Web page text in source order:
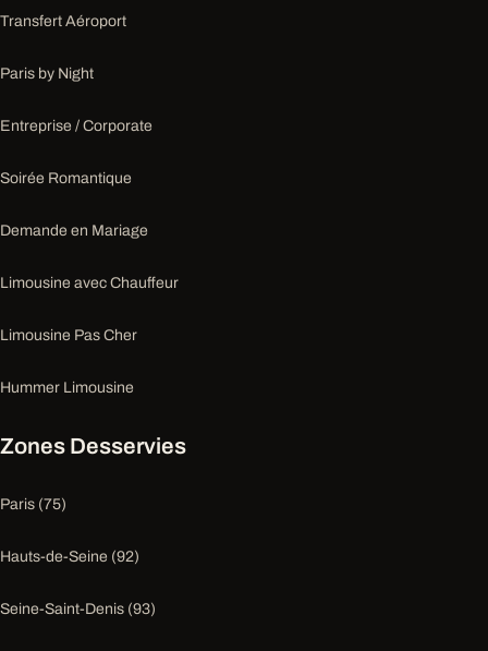
Transfert Aéroport
Paris by Night
Entreprise / Corporate
Soirée Romantique
Demande en Mariage
Limousine avec Chauffeur
Limousine Pas Cher
Hummer Limousine
Zones Desservies
Paris (75)
Hauts-de-Seine (92)
Seine-Saint-Denis (93)